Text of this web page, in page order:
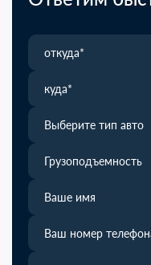
Выберите тип авто
Грузоподъемность